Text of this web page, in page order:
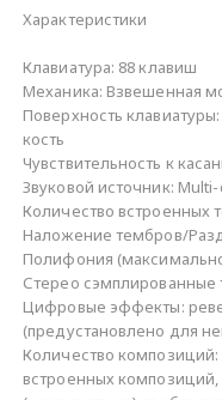
Характеристики
Клавиатура: 88 клавиш
Механика: Взвешенная
Поверхность
кость
Чувствительность к
Звуковой источник:
Количество встроенных
Наложение тембров/
Полифония
Стерео сэмплированные
Цифровые эффекты:
(предустановлено для
Количество
встроенных